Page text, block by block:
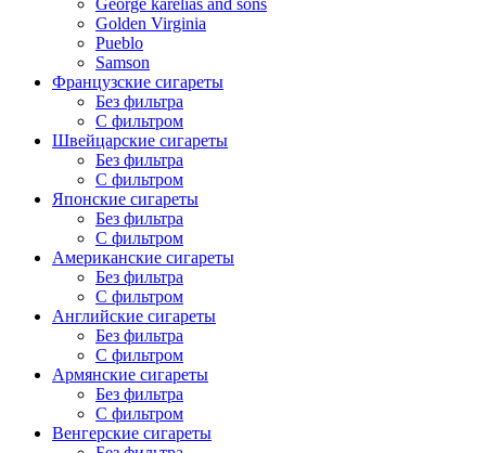
George karelias and sons
Golden Virginia
Pueblo
Samson
Французские сигареты
Без фильтра
С фильтром
Швейцарские сигареты
Без фильтра
С фильтром
Японские сигареты
Без фильтра
С фильтром
Американские сигареты
Без фильтра
С фильтром
Английские сигареты
Без фильтра
С фильтром
Армянские сигареты
Без фильтра
С фильтром
Венгерские сигареты